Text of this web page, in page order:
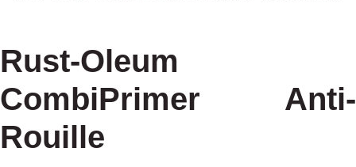
Rust-Oleum
CombiPrimer Anti-
Rouille